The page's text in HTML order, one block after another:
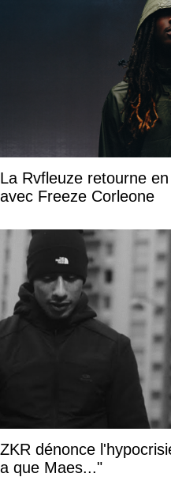
La Rvfleuze retourne
avec Freeze Corleone
ZKR dénonce
a que Maes..."